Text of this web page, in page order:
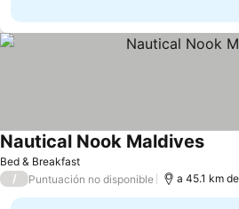
Bed & Breakfast
Nautical Nook MaldivesVer
/ Puntuación no disponible a 45.1 km